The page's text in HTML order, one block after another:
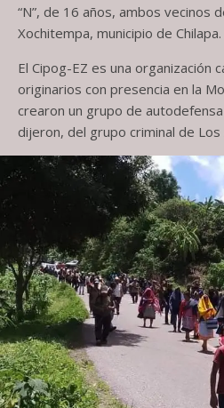
“N”, de 16 años, ambos vecinos
Xochitempa, municipio de Chilapa.
El Cipog-EZ es una organización
originarios con presencia en la
crearon un grupo de
dijeron, del grupo criminal de Los